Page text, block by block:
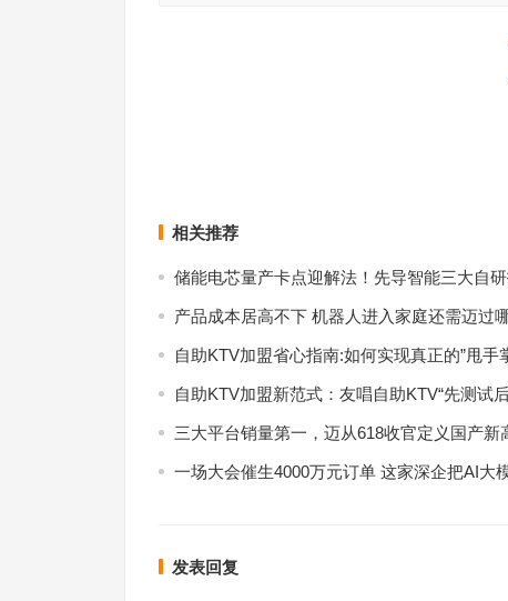
相关推荐
储能电芯量产卡点迎解法！先导智能三大自
产品成本居高不下 机器人进入家庭还需迈过
自助KTV加盟省心指南:如何实现真正的”甩手
自助KTV加盟新范式：友唱自助KTV“先测试
三大平台销量第一，迈从618收官定义国产新
一场大会催生4000万元订单 这家深企把AI大
发表回复